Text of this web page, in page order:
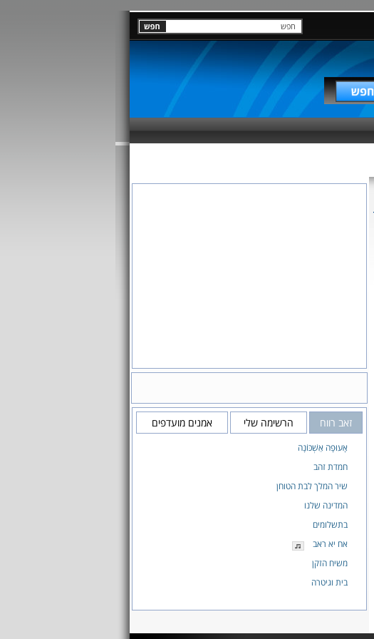
זאב רווח הרשימה שלי אמנים מועדפים
אָעוּפָה אֵשְׁכּוֹנָה
חמדת זהב
שיר המלך לבת הטוחן
המדינה שלנו
בתשלומים
אח יא ראב
משיח הזקן
בית וגיטרה